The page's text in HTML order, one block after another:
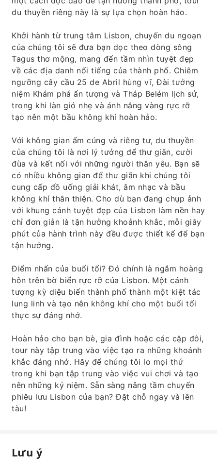
du thuyền riêng này là sự lựa chọn hoàn hảo.
Khởi hành từ trung tâm Lisbon, chuyến du ngoạn
của chúng tôi sẽ đưa bạn dọc theo dòng sông
Tagus thơ mộng, mang đến tầm nhìn tuyệt đẹp
về các địa danh nổi tiếng của thành phố. Chiêm
ngưỡng cây cầu 25 de Abril hùng vĩ, Đài tưởng
niệm Khám phá ấn tượng và Tháp Belém lịch sử,
trong khi làn gió nhẹ và ánh nắng vàng rực rỡ
tạo nên một bầu không khí hoàn hảo.
Với không gian ấm cúng và riêng tư, du thuyền
của chúng tôi là nơi lý tưởng để thư giãn, cười
đùa và kết nối với những người thân yêu. Bạn sẽ
có nhiều không gian để thư giãn khi chúng tôi
cung cấp đồ uống giải khát, âm nhạc và bầu
không khí thân thiện. Cho dù bạn đang chụp ảnh
với khung cảnh tuyệt đẹp của Lisbon làm nền hay
chỉ đơn giản là tận hưởng khoảnh khắc, mỗi giây
phút của hành trình này đều được thiết kế để bạn
tận hưởng.
Điểm nhấn của buổi tối? Đó chính là ngắm hoàng
hôn trên bờ biển rực rỡ của Lisbon. Một cảnh
tượng kỳ diệu biến thành phố thành một kiệt tác
lung linh và tạo nên không khí cho một buổi tối
thực sự đáng nhớ.
Hoàn hảo cho bạn bè, gia đình hoặc các cặp đôi,
tour này tập trung vào việc tạo ra những khoảnh
khắc đáng nhớ. Hãy để chúng tôi lo mọi thứ
trong khi bạn tập trung vào việc vui chơi và tạo
nên những kỷ niệm. Sẵn sàng nâng tầm chuyến
phiêu lưu Lisbon của bạn? Đặt chỗ ngay và lên
tàu!
Lưu ý